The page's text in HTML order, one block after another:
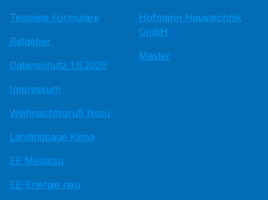
Testseite Formulare
Ratgeber
Datenschutz 1.6.2026
Impressum
Weihnachtsgruß hissu
Landingpage Klima
EE Medatsu
EE-Energie neu
Hofmann Haustechnik
GmbH
Master